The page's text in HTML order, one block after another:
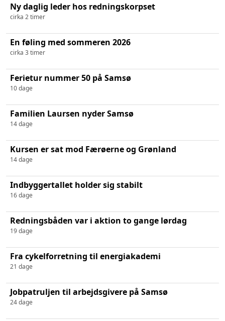
Ny daglig leder hos redningskorpset
cirka 2 timer
En føling med sommeren 2026
cirka 3 timer
Ferietur nummer 50 på Samsø
10 dage
Familien Laursen nyder Samsø
14 dage
Kursen er sat mod Færøerne og Grønland
14 dage
Indbyggertallet holder sig stabilt
16 dage
Redningsbåden var i aktion to gange lørdag
19 dage
Fra cykelforretning til energiakademi
21 dage
Jobpatruljen til arbejdsgivere på Samsø
24 dage